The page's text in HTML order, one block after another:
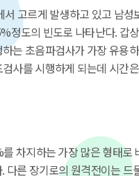
서 고르게 발생하고 있고 남
정도의 빈도로 나타난다. 갑
는 초음파검사가 가장 유용
사를 시행하게 되는데 시간
차지하는 가장 많은 형태
다른 장기로의 원격전이는